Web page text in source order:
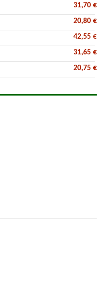
31,70 €
20,80 €
42,55 €
31,65 €
20,75 €